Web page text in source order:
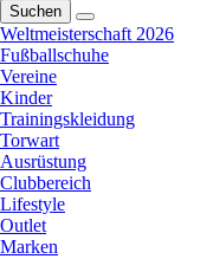
Suchen
Weltmeisterschaft 2026
Fußballschuhe
Vereine
Kinder
Trainingskleidung
Torwart
Ausrüstung
Clubbereich
Lifestyle
Outlet
Marken